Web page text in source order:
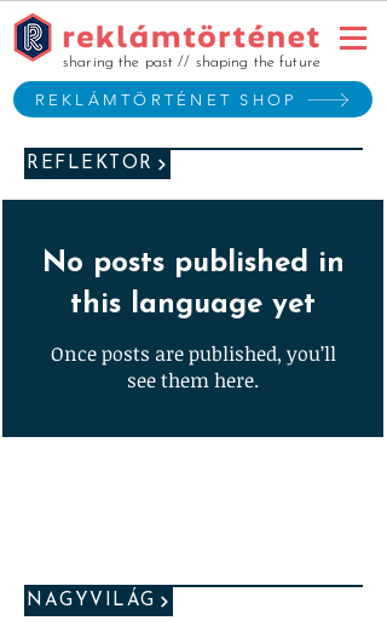
REKLÁMTÖRTÉNET SHOP
sharing the past // shaping the future
REFLEKTOR
No posts published in
this language yet
Once posts are published, you’ll
see them here.
NAGYVILÁG